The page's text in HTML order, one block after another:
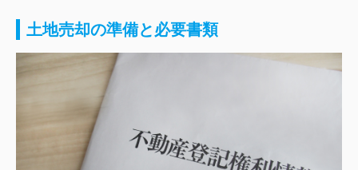
土地売却の準備と必要書類